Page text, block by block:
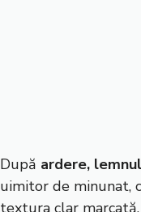
După ardere, lemnul
uimitor de minunat,
textura clar